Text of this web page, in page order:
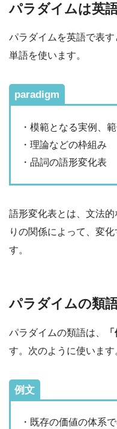
パラダイムは英
パラダイムを英語で表す
単語を使います。
paradigm
・模範となる実例、
・理論などの枠組み
・品詞の語形変化表
語形変化表とは、文法
りの関係によって、変
す。
パラダイムの類
パラダイムの類語は、
す。次のように使います
例文
・既存の価値の体系